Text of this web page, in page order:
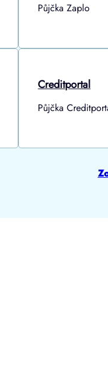
Půjčka Zaplo
Creditportal
Půjčka